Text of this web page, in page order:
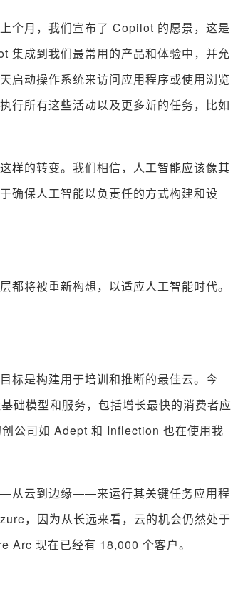
个月，我们宣布了 Copilot 的愿景，这是
集成到我们最常用的产品和体验中，并允
启动操作系统来访问应用程序或使用浏览
行所有这些活动以及更多新的任务，比如
样的转变。我们相信，人工智能应该像其
确保人工智能以负责任的方式构建和设
将被重新构想，以适应人工智能时代。
标是构建用于培训和推断的最佳云。今
础模型和服务，包括增长最快的消费者应
公司如 Adept 和 Inflection 也在使用我
从云到边缘——来运行其关键任务应用程
，因为从长远来看，云的机会仍然处于
Arc 现在已经有 18,000 个客户。